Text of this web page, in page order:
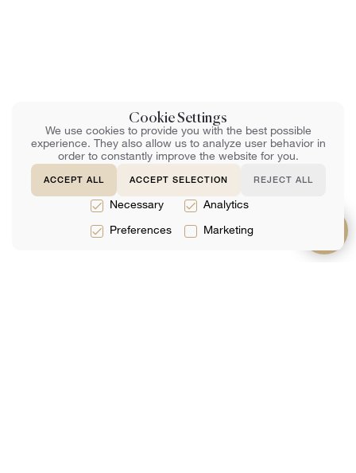
Cookie Settings
We use cookies to provide you with the best possible
experience. They also allow us to analyze user behavior in
order to constantly improve the website for you.
ACCEPT ALL ACCEPT SELECTION REJECT ALL
Necessary Analytics
Preferences Marketing